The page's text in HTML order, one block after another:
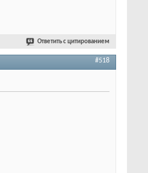
Ответить с цитированием
#518